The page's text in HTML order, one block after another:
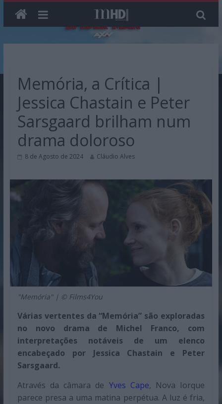
contentMemória, a Crítica |
Jessica Chastain e Peter
Sarsgaard brilham num
drama doloroso
8 de Agosto de 2024 Cláudio Alves
"Memória" | © Films4You
Várias vertentes da “Memória” são exploradas
no novo drama de Michel Franco, com
interpretações notáveis de um elenco
encabeçado por Jessica Chastain e Peter
Sarsgaard.
Através da câmara de Yves Cape, Nova Iorque
parece presa a uma matina perpétua. A luz é fria,